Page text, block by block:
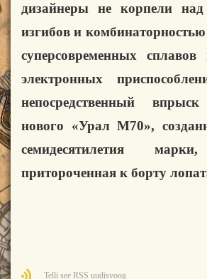
дизайнеры не корпели над
изгибов и
суперсовременных
электронных
непосредственный
нового «Урал М70»,
семидесятилетия
притороченная к борту
Telli see RSS uudisvoog